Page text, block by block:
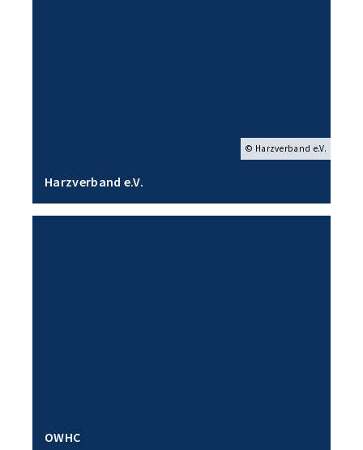
© Harzverband e.V.
Harzverband e.V.
OWHC